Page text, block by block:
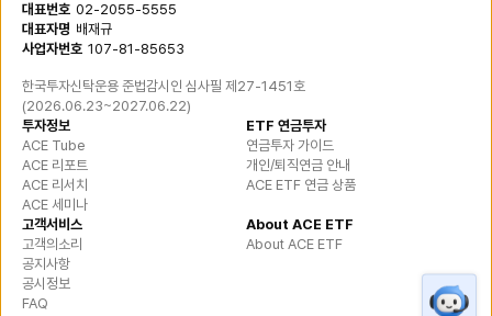
대표번호 02-2055-5555
대표자명 배재규
사업자번호 107-81-85653
한국투자신탁운용 준법감시인 심사필 제27-1451호
(2026.06.23~2027.06.22)
투자정보
ACE Tube
ACE 리포트
ACE 리서치
ACE 세미나
ETF 연금투자
연금투자 가이드
개인/퇴직연금 안내
ACE ETF 연금 상품
고객서비스
고객의소리
공지사항
공시정보
FAQ
About ACE ETF
About ACE ETF